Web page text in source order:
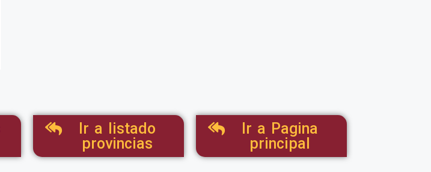
Ir a listado
provincias
Ir a Pagina
principal